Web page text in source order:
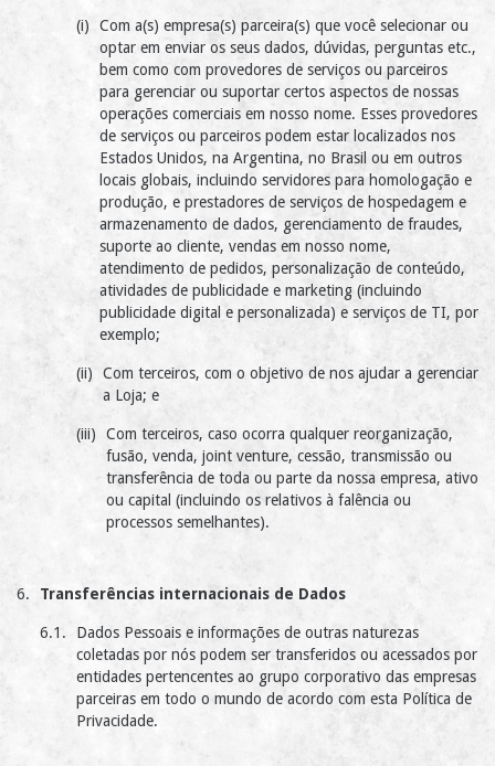
Com a(s) empresa(s) parceira(s) que você selecionar ou
optar em enviar os seus dados, dúvidas, perguntas etc.,
bem como com provedores de serviços ou parceiros
para gerenciar ou suportar certos aspectos de nossas
operações comerciais em nosso nome. Esses provedores
de serviços ou parceiros podem estar localizados nos
Estados Unidos, na Argentina, no Brasil ou em outros
locais globais, incluindo servidores para homologação e
produção, e prestadores de serviços de hospedagem e
armazenamento de dados, gerenciamento de fraudes,
suporte ao cliente, vendas em nosso nome,
atendimento de pedidos, personalização de conteúdo,
atividades de publicidade e marketing (incluindo
publicidade digital e personalizada) e serviços de TI, por
exemplo;
Com terceiros, com o objetivo de nos ajudar a gerenciar
a Loja; e
Com terceiros, caso ocorra qualquer reorganização,
fusão, venda, joint venture, cessão, transmissão ou
transferência de toda ou parte da nossa empresa, ativo
ou capital (incluindo os relativos à falência ou
processos semelhantes).
Transferências internacionais de Dados
Dados Pessoais e informações de outras naturezas
coletadas por nós podem ser transferidos ou acessados por
entidades pertencentes ao grupo corporativo das empresas
parceiras em todo o mundo de acordo com esta Política de
Privacidade.